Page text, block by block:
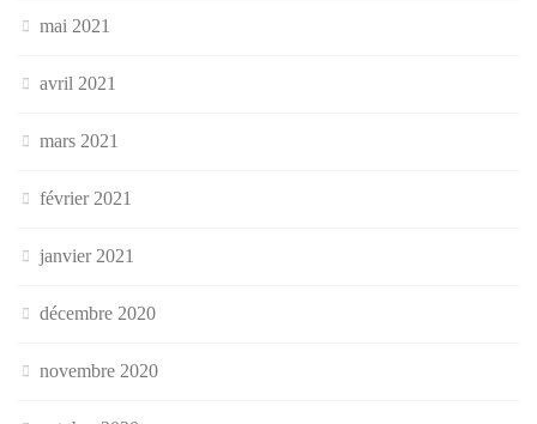
mai 2021
avril 2021
mars 2021
février 2021
janvier 2021
décembre 2020
novembre 2020